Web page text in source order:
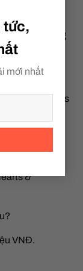
tức,
mới nhất
dày, gọng
Chrome Hearts
tăng của
&
VNĐ.